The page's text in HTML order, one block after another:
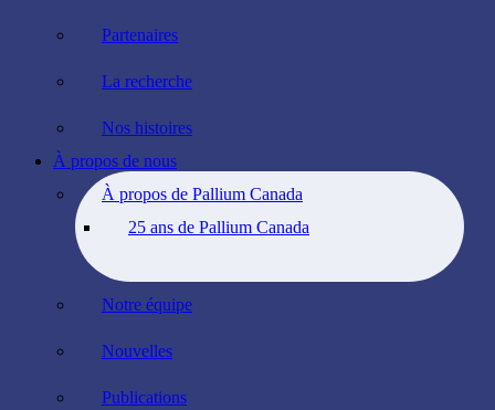
Partenaires
La recherche
Nos histoires
À propos de nous
À propos de Pallium Canada
25 ans de Pallium Canada
Notre équipe
Nouvelles
Publications